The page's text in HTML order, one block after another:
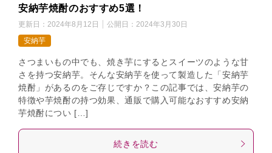
安納芋焼酎のおすすめ5選！
更新日： 2024年8月12日 公開日： 2024年3月30日
安納芋
さつまいもの中でも、焼き芋にするとスイーツのような甘
さを持つ安納芋。そんな安納芋を使って製造した「安納芋
焼酎」があるのをご存じですか？この記事では、安納芋の
特徴や芋焼酎の持つ効果、通販で購入可能なおすすめ安納
芋焼酎につい […]
続きを読む